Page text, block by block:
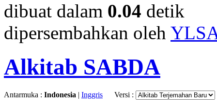
dibuat dalam 0.04 detik
dipersembahkan oleh
Alkitab SABDA
Antarmuka : Indonesia | Inggris Versi :